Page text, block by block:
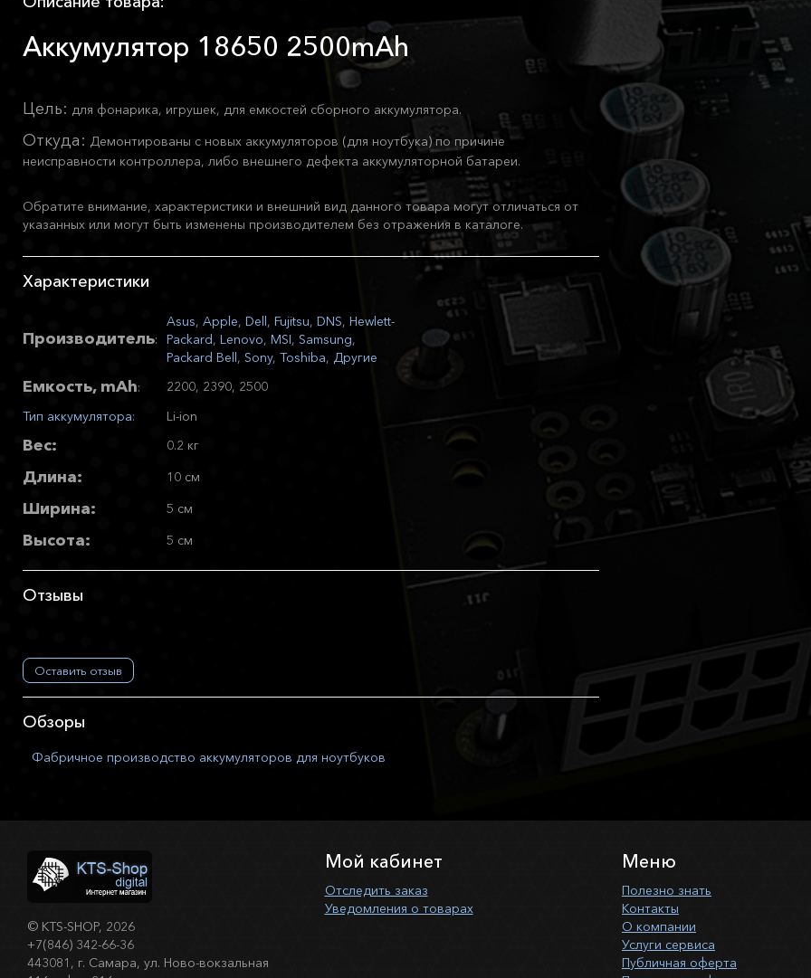
Аккумулятор 18650 2500mAh
Цель: для фонарика, игрушек, для емкостей сборного аккумулятора.
Откуда: Демонтированы с новых аккумуляторов (для ноутбука) по причине
неисправности контроллера, либо внешнего дефекта аккумуляторной батареи.
Обратите внимание, характеристики и внешний вид данного товара могут отличаться от
указанных или могут быть изменены производителем без отражения в каталоге.
Характеристики
Производитель:
Asus, Apple, Dell , Fujitsu, DNS, Hewlett-
Packard, Lenovo, MSI, Samsung,
Packard Bell , Sony, Toshiba, Другие
Емкость, mAh:
2200, 2390, 2500
Тип аккумулятора: Li-ion
Вес: 0.2 кг
Длина: 10 см
Ширина: 5 см
Высота: 5 см
Отзывы
Оставить отзыв
Обзоры
Фабричное производство аккумуляторов для ноутбуков
© KTS-SHOP, 2026
+7(846) 342-66-36
443081, г. Самара, ул. Ново-вокзальная
Мой кабинет
Отследить заказ
Уведомления о товарах
Меню
Полезно знать
Контакты
О компании
Услуги сервиса
Публичная оферта